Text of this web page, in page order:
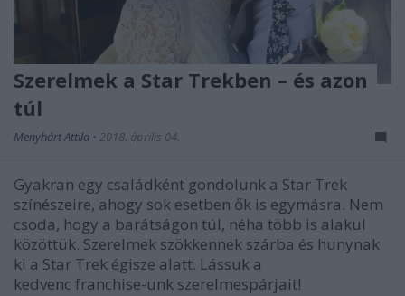
Szerelmek a Star Trekben – és azon
túl
Menyhárt Attila • 2018. április 04.
Gyakran egy családként gondolunk a Star Trek
színészeire, ahogy sok esetben ők is egymásra. Nem
csoda, hogy a barátságon túl, néha több is alakul
közöttük. Szerelmek szökkennek szárba és hunynak
ki a Star Trek égisze alatt. Lássuk a
kedvenc franchise-unk szerelmespárjait!